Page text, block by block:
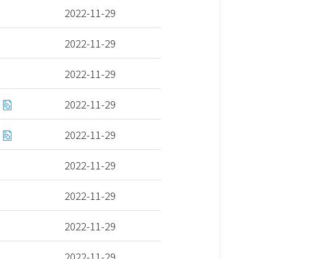
2022-11-29
2022-11-29
2022-11-29
2022-11-29
2022-11-29
2022-11-29
2022-11-29
2022-11-29